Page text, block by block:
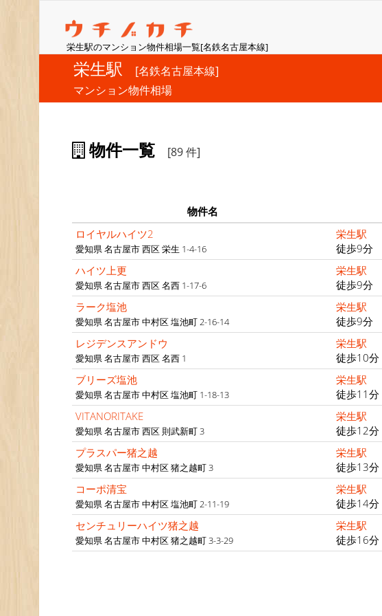
栄生駅のマンション物件相場一覧[名鉄名古屋本線]
栄生駅
[名鉄名古屋本線]
マンション物件相場
物件一覧 [89 件]
物件名
ロイヤルハイツ2
愛知県 名古屋市 西区 栄生 1-4-16
栄生駅
徒歩9分
ハイツ上更
愛知県 名古屋市 西区 名西 1-17-6
栄生駅
徒歩9分
ラーク塩池
愛知県 名古屋市 中村区 塩池町 2-16-14
栄生駅
徒歩9分
レジデンスアンドウ
愛知県 名古屋市 西区 名西 1
栄生駅
徒歩10分
ブリーズ塩池
愛知県 名古屋市 中村区 塩池町 1-18-13
栄生駅
徒歩11分
VITANORITAKE
愛知県 名古屋市 西区 則武新町 3
栄生駅
徒歩12分
プラスパー猪之越
愛知県 名古屋市 中村区 猪之越町 3
栄生駅
徒歩13分
コーポ清宝
愛知県 名古屋市 中村区 塩池町 2-11-19
栄生駅
徒歩14分
センチュリーハイツ猪之越
愛知県 名古屋市 中村区 猪之越町 3-3-29
栄生駅
徒歩16分